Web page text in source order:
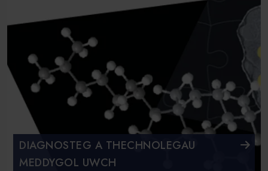
DIAGNOSTEG A THECHNOLEGAU
MEDDYGOL UWCH